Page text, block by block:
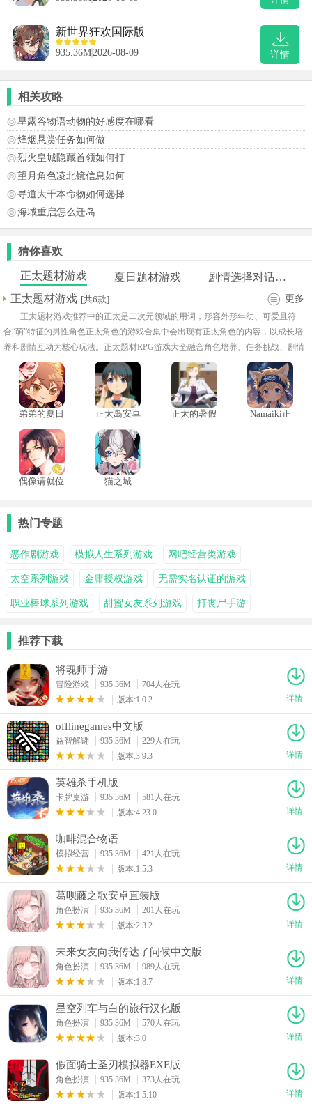
详情
新世界狂欢国际版
935.36M2026-08-09
相关攻略
星露谷物语动物的好感度在哪看
烽烟悬赏任务如何做
烈火皇城隐藏首领如何打
望月角色凌北镜信息如何
寻道大千本命物如何选择
海域重启怎么迁岛
猜你喜欢
正太题材游戏 夏日题材游戏
剧情选择对话类游戏
正太题材游戏 [共6款] 更多
正太题材游戏推荐中的正太是二次元领域的用词，形容外形年幼、可爱且符
合“萌”特征的男性角色正太角色的游戏合集中会出现有正太角色的内容，以成长培
养和剧情互动为核心玩法。正太题材RPG游戏大全融合角色培养、任务挑战、剧情
探索和收集养成等元素。
弟弟的夏日
正太岛安卓
正太的暑假
Namaiki正
偶像请就位 猫之城
热门专题
恶作剧游戏 模拟人生系列游戏 网吧经营类游戏
太空系列游戏 金庸授权游戏 无需实名认证的游戏
职业棒球系列游戏 甜蜜女友系列游戏 打丧尸手游
推荐下载
将魂师手游
冒险游戏 935.36M
704人在玩
版本:1.0.2
详情
offlinegames中文版
益智解谜 935.36M
229人在玩
版本:3.9.3
详情
英雄杀手机版
卡牌桌游 935.36M
581人在玩
版本:4.23.0
详情
咖啡混合物语
模拟经营 935.36M
421人在玩
版本:1.5.3
详情
葛呗藤之歌安卓直装版
角色扮演 935.36M
201人在玩
版本:2.3.2
详情
未来女友向我传达了问候中文版
角色扮演 935.36M
989人在玩
版本:1.8.7
详情
星空列车与白的旅行汉化版
角色扮演 935.36M
570人在玩
版本:3.0
详情
假面骑士圣刃模拟器EXE版
角色扮演 935.36M
373人在玩
版本:1.5.10
详情